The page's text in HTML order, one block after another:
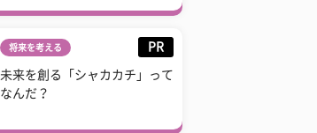
将来を考える PR
未来を創る「シャカカチ」って
なんだ？